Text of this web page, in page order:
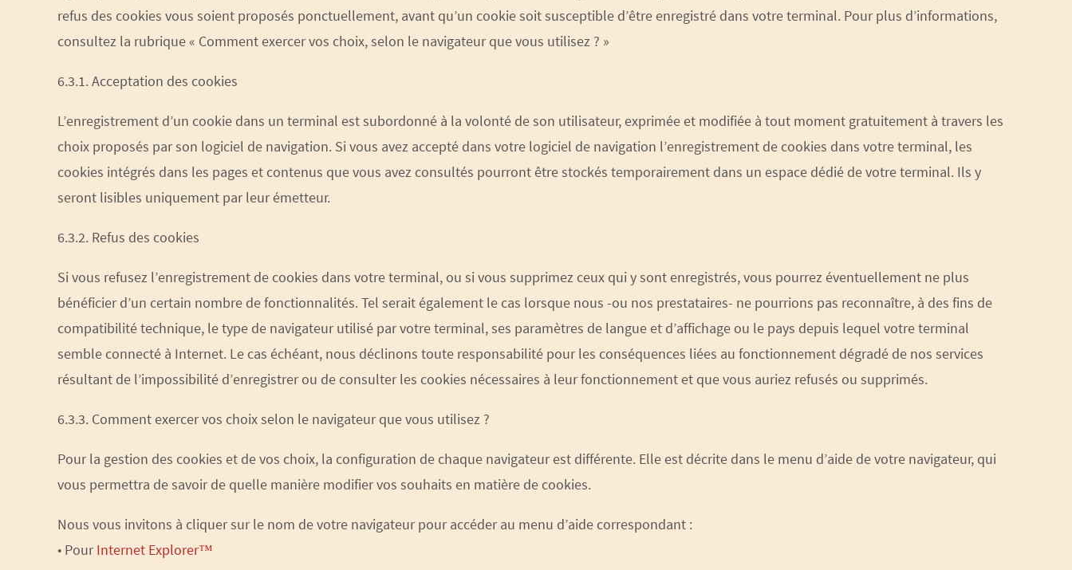
refus des cookies vous soient proposés ponctuellement, avant qu’un cookie soit susceptible d’être enregistré dans votre terminal. Pour plus d’informations,
consultez la rubrique « Comment exercer vos choix, selon le navigateur que vous utilisez ? »
6.3.1. Acceptation des cookies
L’enregistrement d’un cookie dans un terminal est subordonné à la volonté de son utilisateur, exprimée et modifiée à tout moment gratuitement à travers les
choix proposés par son logiciel de navigation. Si vous avez accepté dans votre logiciel de navigation l’enregistrement de cookies dans votre terminal, les
cookies intégrés dans les pages et contenus que vous avez consultés pourront être stockés temporairement dans un espace dédié de votre terminal. Ils y
seront lisibles uniquement par leur émetteur.
6.3.2. Refus des cookies
Si vous refusez l’enregistrement de cookies dans votre terminal, ou si vous supprimez ceux qui y sont enregistrés, vous pourrez éventuellement ne plus
bénéficier d’un certain nombre de fonctionnalités. Tel serait également le cas lorsque nous -ou nos prestataires- ne pourrions pas reconnaître, à des fins de
compatibilité technique, le type de navigateur utilisé par votre terminal, ses paramètres de langue et d’affichage ou le pays depuis lequel votre terminal
semble connecté à Internet. Le cas échéant, nous déclinons toute responsabilité pour les conséquences liées au fonctionnement dégradé de nos services
résultant de l’impossibilité d’enregistrer ou de consulter les cookies nécessaires à leur fonctionnement et que vous auriez refusés ou supprimés.
6.3.3. Comment exercer vos choix selon le navigateur que vous utilisez ?
Pour la gestion des cookies et de vos choix, la configuration de chaque navigateur est différente. Elle est décrite dans le menu d’aide de votre navigateur, qui
vous permettra de savoir de quelle manière modifier vos souhaits en matière de cookies.
Nous vous invitons à cliquer sur le nom de votre navigateur pour accéder au menu d’aide correspondant :
• PourInternet Explorer™